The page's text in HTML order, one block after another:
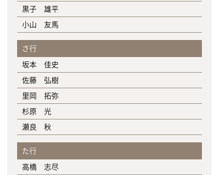
黒子 雄平
小山 友馬
さ行
坂本 佳史
佐藤 弘樹
里岡 拓弥
杉原 光
瀬良 秋
た行
高橋 志尽